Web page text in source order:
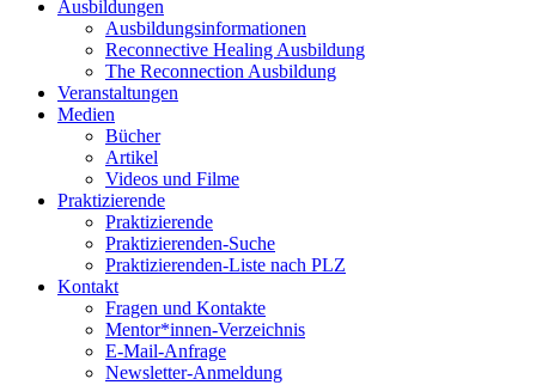
Ausbildungen
Ausbildungsinformationen
Reconnective Healing Ausbildung
The Reconnection Ausbildung
Veranstaltungen
Medien
Bücher
Artikel
Videos und Filme
Praktizierende
Praktizierende
Praktizierenden-Suche
Praktizierenden-Liste nach PLZ
Kontakt
Fragen und Kontakte
Mentor*innen-Verzeichnis
E-Mail-Anfrage
Newsletter-Anmeldung